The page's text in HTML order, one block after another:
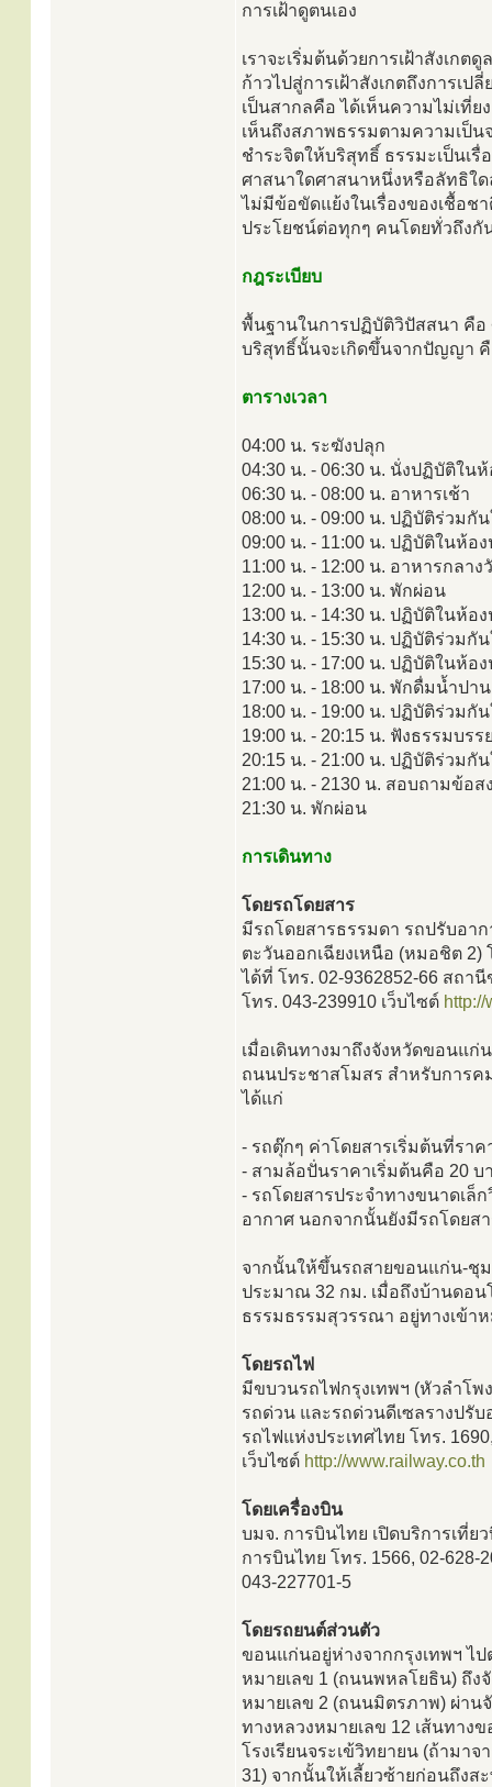
การเฝ้าดูตนเอง
เราจะเริ่มต้นด้วยการเฝ้าสังเก
ก้าวไปสู่การเฝ้าสังเกตถึงการเ
เป็นสากลคือ ได้เห็นความไม่เที่
เห็นถึงสภาพธรรมตามความเป็น
ชำระจิตให้บริสุทธิ์ ธรรมะเป็นเ
ศาสนาใดศาสนาหนึ่งหรือลัทธิใ
ไม่มีข้อขัดแย้งในเรื่องของเชื้อ
ประโยชน์ต่อทุกๆ คนโดยทั่วถึงกั
กฎระเบียบ
พื้นฐานในการปฏิบัติวิปัสสนา คื
บริสุทธิ์นั้นจะเกิดขึ้นจากปัญญา คื
ตารางเวลา
04:00 น. ระฆังปลุก
04:30 น. - 06:30 น. นั่งปฏิบัติใ
06:30 น. - 08:00 น. อาหารเช้า
08:00 น. - 09:00 น. ปฏิบัติร่วมกั
09:00 น. - 11:00 น. ปฏิบัติในห้
11:00 น. - 12:00 น. อาหารกลาง
12:00 น. - 13:00 น. พักผ่อน
13:00 น. - 14:30 น. ปฏิบัติในห้
14:30 น. - 15:30 น. ปฏิบัติร่วมกั
15:30 น. - 17:00 น. ปฏิบัติในห้
17:00 น. - 18:00 น. พักดื่มน้ำปา
18:00 น. - 19:00 น. ปฏิบัติร่วมกั
19:00 น. - 20:15 น. ฟังธรรมบร
20:15 น. - 21:00 น. ปฏิบัติร่วมกั
21:00 น. - 2130 น. สอบถามข้อ
21:30 น. พักผ่อน
การเดินทาง
โดยรถโดยสาร
มีรถโดยสารธรรมดา รถปรับอา
ตะวันออกเฉียงเหนือ (หมอชิต 2)
ได้ที่ โทร. 02-9362852-66 สถา
โทร. 043-239910 เว็บไซต์ http://
เมื่อเดินทางมาถึงจังหวัดขอนแก่
ถนนประชาสโมสร สำหรับการค
ได้แก่
- รถตุ๊กๆ ค่าโดยสารเริ่มต้นที่ราค
- สามล้อปั่นราคาเริ่มต้นคือ 20 บ
- รถโดยสารประจำทางขนาดเล็
อากาศ นอกจากนั้นยังมีรถโดยส
จากนั้นให้ขึ้นรถสายขอนแก่น-ชุม
ประมาณ 32 กม. เมื่อถึงบ้านดอ
ธรรมธรรมสุวรรณา อยู่ทางเข้า
โดยรถไฟ
มีขบวนรถไฟกรุงเทพฯ (หัวลำโ
รถด่วน และรถด่วนดีเซลรางปรั
รถไฟแห่งประเทศไทย โทร.
เว็บไซต์ http://www.railway.co.th
โดยเครื่องบิน
บมจ. การบินไทย เปิดบริการเที่
การบินไทย โทร. 1566, 02-628-
043-227701-5
โดยรถยนต์ส่วนตัว
ขอนแก่นอยู่ห่างจากกรุงเทพฯ ไ
หมายเลข 1 (ถนนพหลโยธิน) ถึง
หมายเลข 2 (ถนนมิตรภาพ) ผ่าน
ทางหลวงหมายเลข 12 เส้นทาง
โรงเรียนจระเข้วิทยายน (ถ้ามา
31) จากนั้นให้เลี้ยวซ้ายก่อนถึงส